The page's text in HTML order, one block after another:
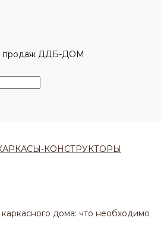
продаж ДДБ-ДОМ
КОНСТРУКТОРЫ
дома: что необходимо